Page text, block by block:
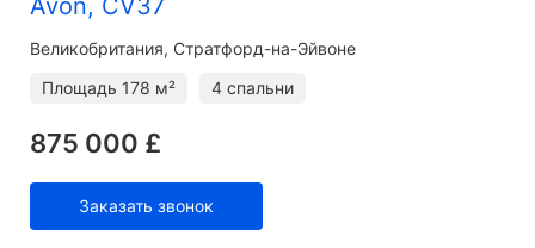
Великобритания, Стратфорд-на-Эйвоне
Площадь 178 м² 4 спальни
875 000 £
Заказать звонок